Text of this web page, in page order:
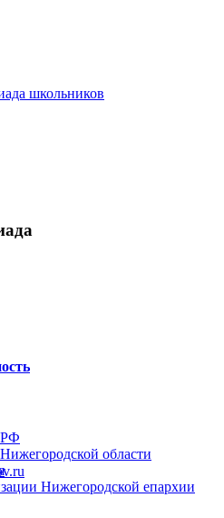
школьников
РФ
области
Нижегородской епархии